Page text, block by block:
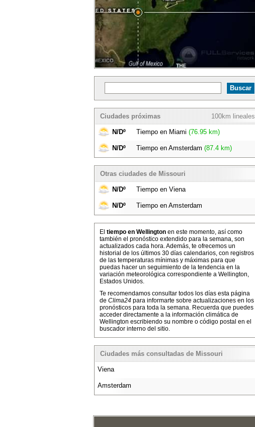
100km lineales
Ciudades próximas
N/Dº Tiempo en Miami (76.95 km)
N/Dº Tiempo en Amsterdam (87.4 km)
Otras ciudades de Missouri
N/Dº Tiempo en Viena
N/Dº Tiempo en Amsterdam
El tiempo en Wellington en este momento, así como
también el pronóstico extendido para la semana, son
actualizados cada hora. Además, te ofrecemos un
historial de los últimos 30 días calendarios, con registros
de las temperaturas mínimas y máximas para que
puedas hacer un seguimiento de la tendencia en la
variación meteorológica correspondiente a Wellington,
Estados Unidos.
Te recomendamos consultar todos los días esta página
de Clima24 para informarte sobre actualizaciones en los
pronósticos para toda la semana. Recuerda que puedes
acceder directamente a la información climática de
Wellington escribiendo su nombre o código postal en el
buscador interno del sitio.
Ciudades más consultadas de Missouri
Viena
Amsterdam